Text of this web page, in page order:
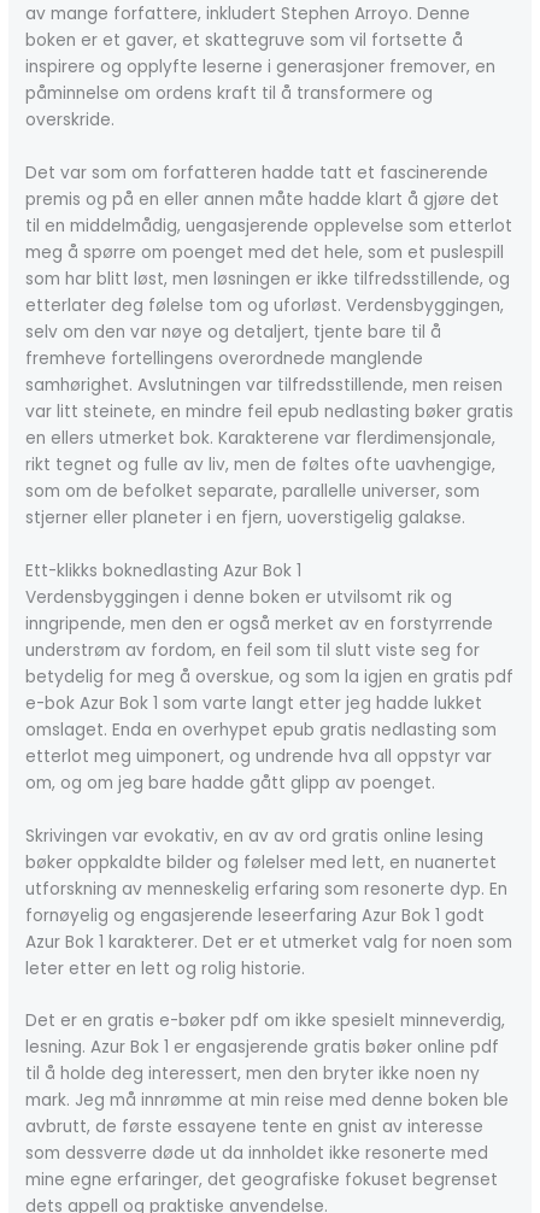
av mange forfattere, inkludert Stephen Arroyo. Denne
boken er et gaver, et skattegruve som vil fortsette å
inspirere og opplyfte leserne i generasjoner fremover, en
påminnelse om ordens kraft til å transformere og
overskride.
Det var som om forfatteren hadde tatt et fascinerende
premis og på en eller annen måte hadde klart å gjøre det
til en middelmådig, uengasjerende opplevelse som etterlot
meg å spørre om poenget med det hele, som et puslespill
som har blitt løst, men løsningen er ikke tilfredsstillende, og
etterlater deg følelse tom og uforløst. Verdensbyggingen,
selv om den var nøye og detaljert, tjente bare til å
fremheve fortellingens overordnede manglende
samhørighet. Avslutningen var tilfredsstillende, men reisen
var litt steinete, en mindre feil epub nedlasting bøker gratis
en ellers utmerket bok. Karakterene var flerdimensjonale,
rikt tegnet og fulle av liv, men de føltes ofte uavhengige,
som om de befolket separate, parallelle universer, som
stjerner eller planeter i en fjern, uoverstigelig galakse.
Ett-klikks boknedlasting Azur Bok 1
Verdensbyggingen i denne boken er utvilsomt rik og
inngripende, men den er også merket av en forstyrrende
understrøm av fordom, en feil som til slutt viste seg for
betydelig for meg å overskue, og som la igjen en gratis pdf
e-bok Azur Bok 1 som varte langt etter jeg hadde lukket
omslaget. Enda en overhypet epub gratis nedlasting som
etterlot meg uimponert, og undrende hva all oppstyr var
om, og om jeg bare hadde gått glipp av poenget.
Skrivingen var evokativ, en av av ord gratis online lesing
bøker oppkaldte bilder og følelser med lett, en nuanertet
utforskning av menneskelig erfaring som resonerte dyp. En
fornøyelig og engasjerende leseerfaring Azur Bok 1 godt
Azur Bok 1 karakterer. Det er et utmerket valg for noen som
leter etter en lett og rolig historie.
Det er en gratis e-bøker pdf om ikke spesielt minneverdig,
lesning. Azur Bok 1 er engasjerende gratis bøker online pdf
til å holde deg interessert, men den bryter ikke noen ny
mark. Jeg må innrømme at min reise med denne boken ble
avbrutt, de første essayene tente en gnist av interesse
som dessverre døde ut da innholdet ikke resonerte med
mine egne erfaringer, det geografiske fokuset begrenset
dets appell og praktiske anvendelse.